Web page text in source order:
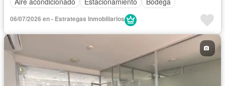
06/07/2026 en - Estrategas Inmobiliarios